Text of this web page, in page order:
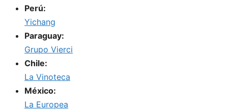
Perú:
Yichang
Paraguay:
Grupo Vierci
Chile:
La Vinoteca
México:
La Europea